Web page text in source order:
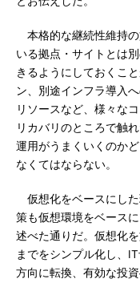
本格的な継続性維持
いる拠点・サイトとは
きるようにしておくこ
ン、別途インフラ導入
リソースなど、様々な
リカバリのところで触
運用がうまくいくのか
なくてはならない。
仮想化をベースにし
策も仮想環境をベース
述べた通りだ。仮想化
までをシンプル化し、
方向に転換、有効な投